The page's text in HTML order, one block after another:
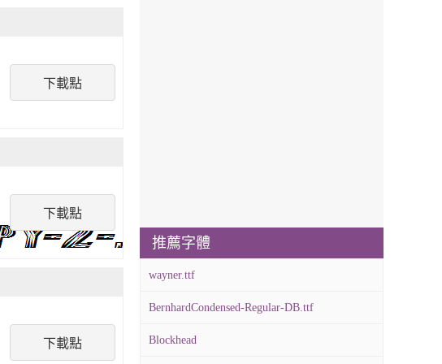
下載點
下載點
下載點
推薦字體
wayner.ttf
BernhardCondensed-Regular-DB.ttf
Blockhead